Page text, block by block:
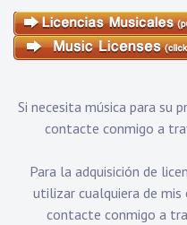
Si necesita música para su
contacte conmigo a
Para la adquisición de
utilizar cualquiera de mis
contacte conmigo a